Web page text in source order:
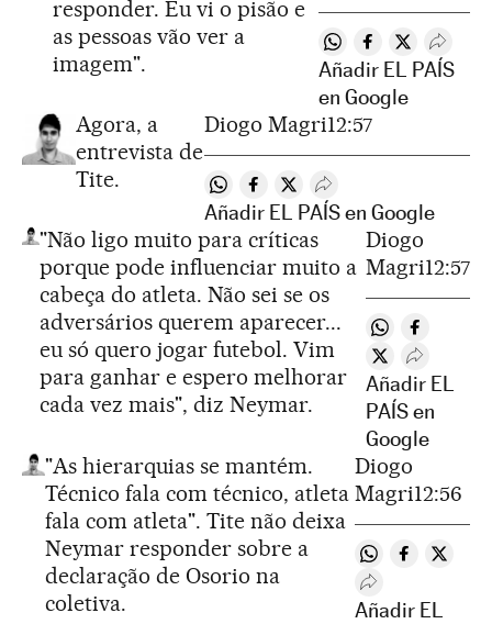
responder. Eu vi o pisão e
as pessoas vão ver a
imagem".
Compartir en
Compartir en
Compartir
Añadir EL PAÍS
en Google
Agora, a
entrevista de
Tite.
Diogo Magri12:57
Compartir en Whatsapp
Compartir en Facebook
Compartir en Twitter
Desplegar Redes
Añadir EL PAÍS en Google
"Não ligo muito para críticas
porque pode influenciar muito a
cabeça do atleta. Não sei se os
adversários querem aparecer...
eu só quero jogar futebol. Vim
para ganhar e espero melhorar
cada vez mais", diz Neymar.
Diogo
Magri12:57
Compartir en
Compartir en
Añadir EL
PAÍS en
Google
"As hierarquias se mantém.
Técnico fala com técnico, atleta
fala com atleta". Tite não deixa
Neymar responder sobre a
declaração de Osorio na
coletiva.
Diogo
Magri12:56
Compartir en
Compartir
Desplegar
Añadir EL